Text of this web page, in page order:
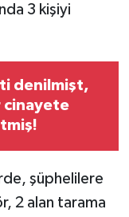
3 kişiyi
denilmişt,
cinayete
şüphelilere
2 alan tarama